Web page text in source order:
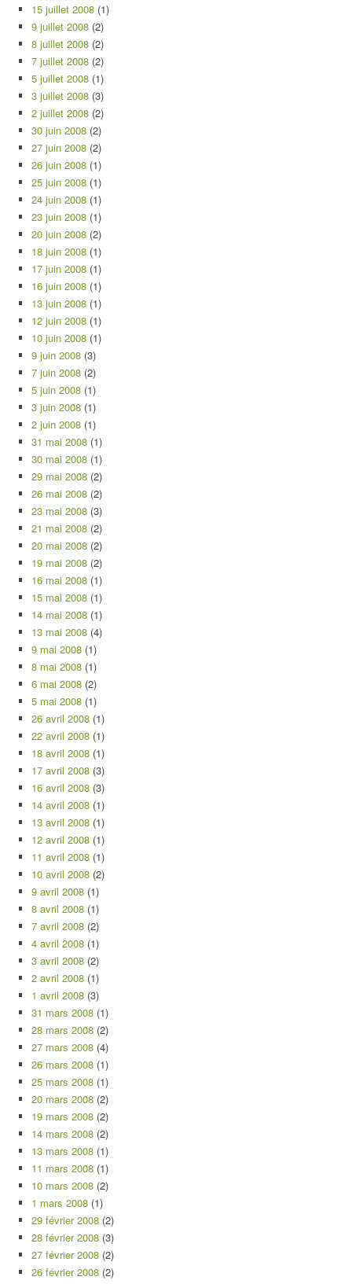
15 juillet 2008 (1)
9 juillet 2008 (2)
8 juillet 2008 (2)
7 juillet 2008 (2)
5 juillet 2008 (1)
3 juillet 2008 (3)
2 juillet 2008 (2)
30 juin 2008 (2)
27 juin 2008 (2)
26 juin 2008 (1)
25 juin 2008 (1)
24 juin 2008 (1)
23 juin 2008 (1)
20 juin 2008 (2)
18 juin 2008 (1)
17 juin 2008 (1)
16 juin 2008 (1)
13 juin 2008 (1)
12 juin 2008 (1)
10 juin 2008 (1)
9 juin 2008 (3)
7 juin 2008 (2)
5 juin 2008 (1)
3 juin 2008 (1)
2 juin 2008 (1)
31 mai 2008 (1)
30 mai 2008 (1)
29 mai 2008 (2)
26 mai 2008 (2)
23 mai 2008 (3)
21 mai 2008 (2)
20 mai 2008 (2)
19 mai 2008 (2)
16 mai 2008 (1)
15 mai 2008 (1)
14 mai 2008 (1)
13 mai 2008 (4)
9 mai 2008 (1)
8 mai 2008 (1)
6 mai 2008 (2)
5 mai 2008 (1)
26 avril 2008 (1)
22 avril 2008 (1)
18 avril 2008 (1)
17 avril 2008 (3)
16 avril 2008 (3)
14 avril 2008 (1)
13 avril 2008 (1)
12 avril 2008 (1)
11 avril 2008 (1)
10 avril 2008 (2)
9 avril 2008 (1)
8 avril 2008 (1)
7 avril 2008 (2)
4 avril 2008 (1)
3 avril 2008 (2)
2 avril 2008 (1)
1 avril 2008 (3)
31 mars 2008 (1)
28 mars 2008 (2)
27 mars 2008 (4)
26 mars 2008 (1)
25 mars 2008 (1)
20 mars 2008 (2)
19 mars 2008 (2)
14 mars 2008 (2)
13 mars 2008 (1)
11 mars 2008 (1)
10 mars 2008 (2)
1 mars 2008 (1)
29 février 2008 (2)
28 février 2008 (3)
27 février 2008 (2)
26 février 2008 (2)